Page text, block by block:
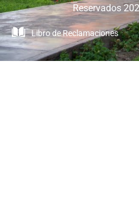
Reservados
Libro de Reclamaciones